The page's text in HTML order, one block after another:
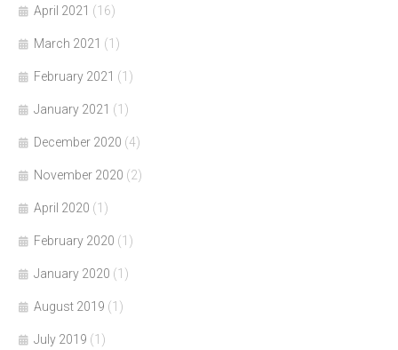
April 2021 (16)
March 2021 (1)
February 2021 (1)
January 2021 (1)
December 2020 (4)
November 2020 (2)
April 2020 (1)
February 2020 (1)
January 2020 (1)
August 2019 (1)
July 2019 (1)